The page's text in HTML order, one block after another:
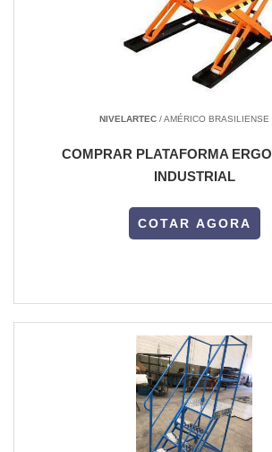
NIVELARTEC/ AMÉRICO BRASILIENSE
COMPRAR PLATAFORMA
INDUSTRIAL
COTAR AGORA